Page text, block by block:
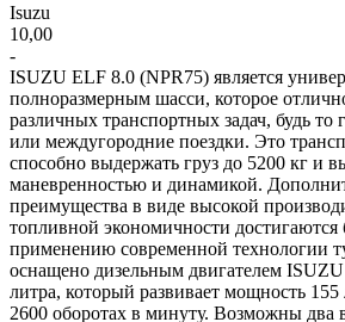
Isuzu
10,00
-
ISUZU ELF 8.0 (NPR75) является
полноразмерным шасси, которое
различных транспортных задач, будь то
или междугородние поездки. Это
способно выдержать груз до 5200 кг и
маневренностью и динамикой.
преимущества в виде высокой
топливной экономичности достигаются
применению современной технологии
оснащено дизельным двигателем
литра, который развивает мощность
2600 оборотах в минуту. Возможны два